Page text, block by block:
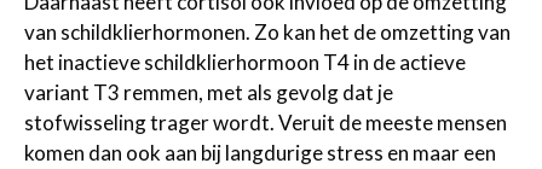
van schildklierhormonen. Zo kan het de omzetting van
het inactieve schildklierhormoon T4 in de actieve
variant T3 remmen, met als gevolg dat je
stofwisseling trager wordt. Veruit de meeste mensen
komen dan ook aan bij langdurige stress en maar een